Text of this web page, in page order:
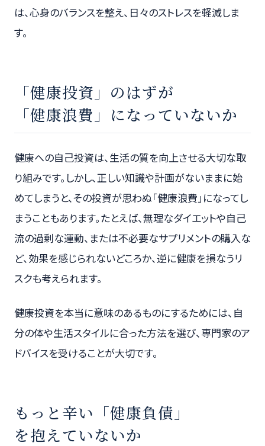
は、心身のバランスを整え、日々のストレスを軽減しま
す。
「健康投資」のはずが
「健康浪費」になっていないか
健康への自己投資は、生活の質を向上させる大切な取
り組みです。しかし、正しい知識や計画がないままに始
めてしまうと、その投資が思わぬ「健康浪費」になってし
まうこともあります。たとえば、無理なダイエットや自己
流の過剰な運動、または不必要なサプリメントの購入な
ど、効果を感じられないどころか、逆に健康を損なうリ
スクも考えられます。
健康投資を本当に意味のあるものにするためには、自
分の体や生活スタイルに合った方法を選び、専門家のア
ドバイスを受けることが大切です。
もっと辛い「健康負債」
を抱えていないか